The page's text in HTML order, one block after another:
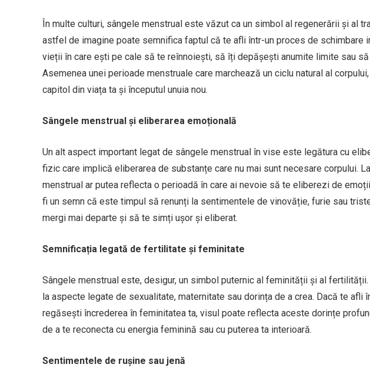
În multe culturi, sângele menstrual este văzut ca un simbol al regenerării și al
astfel de imagine poate semnifica faptul că te afli într-un proces de schimbare
vieții în care ești pe cale să te reînnoiești, să îți depășești anumite limite sau
Asemenea unei perioade menstruale care marchează un ciclu natural al
capitol din viața ta și începutul unuia nou.
Sângele menstrual și eliberarea emoțională
Un alt aspect important legat de sângele menstrual în vise este legătura cu
fizic care implică eliberarea de substanțe care nu mai sunt necesare corpului.
menstrual ar putea reflecta o perioadă în care ai nevoie să te eliberezi de
fi un semn că este timpul să renunți la sentimentele de vinovăție, furie sau
mergi mai departe și să te simți ușor și eliberat.
Semnificația legată de fertilitate și feminitate
Sângele menstrual este, desigur, un simbol puternic al feminității și al
la aspecte legate de sexualitate, maternitate sau dorința de a crea. Dacă te
regăsești încrederea în feminitatea ta, visul poate reflecta aceste dorințe
de a te reconecta cu energia feminină sau cu puterea ta interioară.
Sentimentele de rușine sau jenă